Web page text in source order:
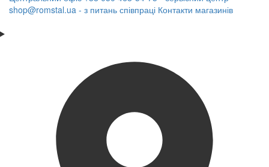
shop@romstal.ua - з питань співпраці Контакти магазинів